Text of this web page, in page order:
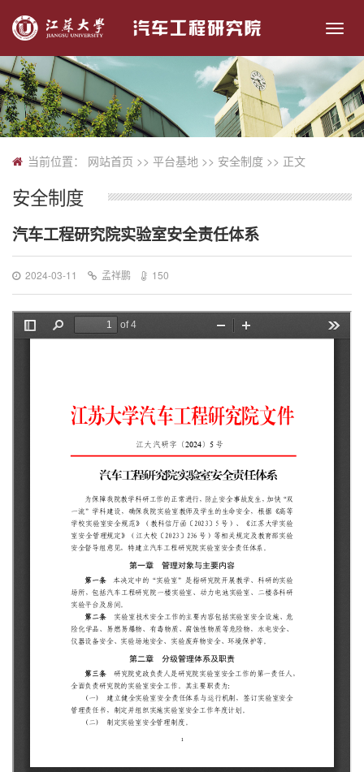
切
换
导
航
当前位置： 网站首页 >> 平台基地 >> 安全制度 >> 正文
安全制度
汽车工程研究院实验室安全责任体系
2024-03-11 孟祥鹏 150